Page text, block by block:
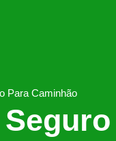
Para Caminhão